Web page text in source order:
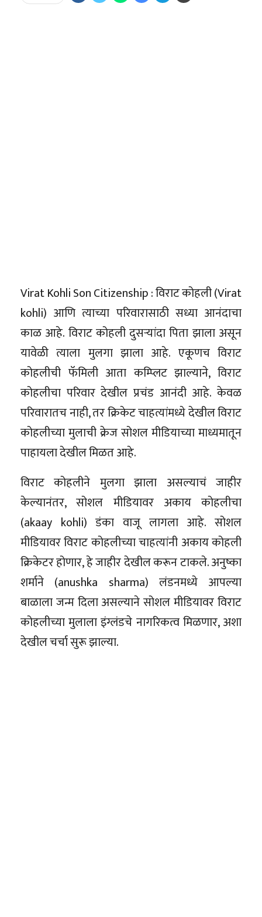
Virat Kohli Son Citizenship : विराट कोहली (Virat
kohli) आणि त्याच्या परिवारासाठी सध्या आनंदाचा
काळ आहे. विराट कोहली दुसऱ्यांदा पिता झाला असून
यावेळी त्याला मुलगा झाला आहे. एकूणच विराट
कोहलीची फॅमिली आता कम्प्लिट झाल्याने, विराट
कोहलीचा परिवार देखील प्रचंड आनंदी आहे. केवळ
परिवारातच नाही, तर क्रिकेट चाहत्यांमध्ये देखील विराट
कोहलीच्या मुलाची क्रेज सोशल मीडियाच्या माध्यमातून
पाहायला देखील मिळत आहे.
विराट कोहलीने मुलगा झाला असल्याचं जाहीर
केल्यानंतर, सोशल मीडियावर अकाय कोहलीचा
(akaay kohli) डंका वाजू लागला आहे. सोशल
मीडियावर विराट कोहलीच्या चाहत्यांनी अकाय कोहली
क्रिकेटर होणार, हे जाहीर देखील करून टाकले. अनुष्का
शर्माने (anushka sharma) लंडनमध्ये आपल्या
बाळाला जन्म दिला असल्याने सोशल मीडियावर विराट
कोहलीच्या मुलाला इंग्लंडचे नागरिकत्व मिळणार, अशा
देखील चर्चा सुरू झाल्या.